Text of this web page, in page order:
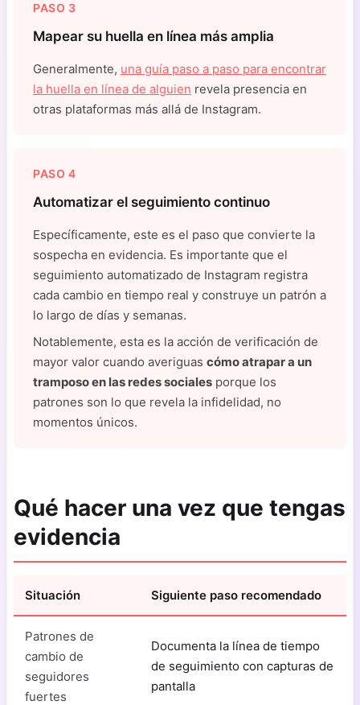
PASO 3
Mapear su huella en línea más amplia
Generalmente, una guía paso a paso para encontrar
la huella en línea de alguien revela presencia en
otras plataformas más allá de Instagram.
PASO 4
Automatizar el seguimiento continuo
Específicamente, este es el paso que convierte la
sospecha en evidencia. Es importante que el
seguimiento automatizado de Instagram registra
cada cambio en tiempo real y construye un patrón a
lo largo de días y semanas.
Notablemente, esta es la acción de verificación de
mayor valor cuando averiguas cómo atrapar a un
tramposo en las redes sociales porque los
patrones son lo que revela la infidelidad, no
momentos únicos.
Qué hacer una vez que tengas
evidencia
Situación Siguiente paso recomendado
Patrones de
cambio de
seguidores
fuertes
Documenta la línea de tiempo
de seguimiento con capturas de
pantalla